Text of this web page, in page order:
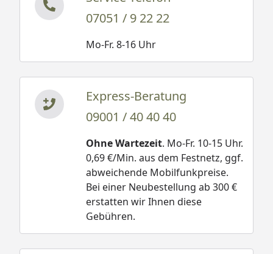
07051 / 9 22 22
Mo-Fr. 8-16 Uhr
Express-Beratung
09001 / 40 40 40
Ohne Wartezeit. Mo-Fr. 10-15 Uhr.
0,69 €/Min. aus dem Festnetz, ggf.
abweichende Mobilfunkpreise.
Bei einer Neubestellung ab 300 €
erstatten wir Ihnen diese
Gebühren.